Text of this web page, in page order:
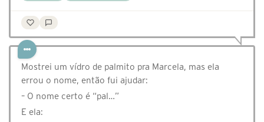
Mostrei um vídro de palmito pra Marcela, mas ela
errou o nome, então fui ajudar:
– O nome certo é “pal…”
E ela: